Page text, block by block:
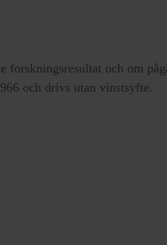
grafiken i F&F. Var
bild. Formgivning och
forskningsresultat och om
och drivs utan vinstsyfte.